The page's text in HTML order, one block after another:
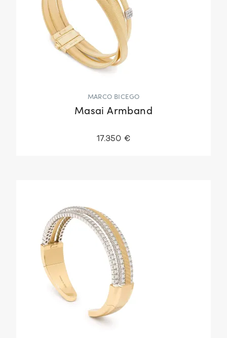
MARCO BICEGO
Masai Armband
17.350 €